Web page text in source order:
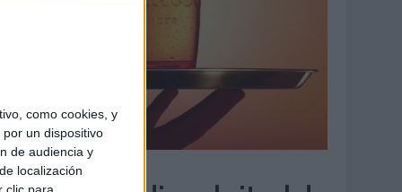
como cookies, y
un dispositivo
de audiencia y
localización
clic para